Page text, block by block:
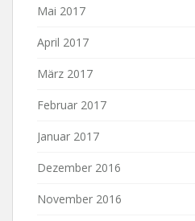
Mai 2017
April 2017
März 2017
Februar 2017
Januar 2017
Dezember 2016
November 2016